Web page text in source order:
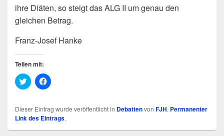
ihre Diäten, so steigt das ALG II um genau den
gleichen Betrag.
Franz-Josef Hanke
Teilen mit:
K
l
k
,
u
ü
K
l
k
,
u
a
Dieser Eintrag wurde veröffentlicht in Debattenvon FJH. Permanenter
Link des Eintrags.